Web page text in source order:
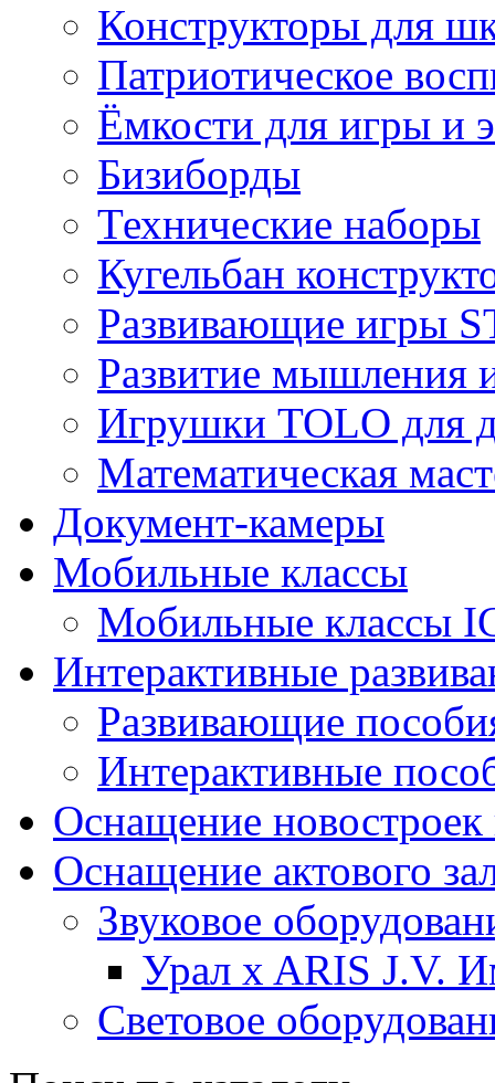
Конструкторы для
Патриотическое
Ёмкости для игры и
Бизиборды
Технические наборы
Кугельбан
Развивающие игры
Развитие мышления
Игрушки TOLO для
Математическая
Документ-камеры
Мобильные классы
Мобильные классы
Интерактивные
Развивающие
Интерактивные
Оснащение новостроек
Оснащение актового
Звуковое
Урал x ARIS J.V.
Световое